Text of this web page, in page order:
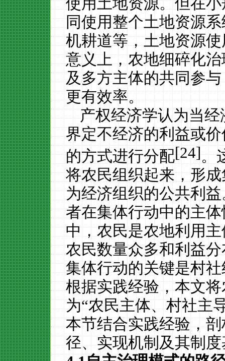
同使用整个土地资源
机耕道等，土地资源
意义上，农地细碎化
及多方主体的共同参
更有效率。
产权经济学认为当
界定不经济的利益或
的方式进行分配[24]。
将农民组织起来，形
为经济组织的公共利
者在集体行动中的主
中，农民是农地利用
农民数量众多和利益
集体行动的关键是村
根据实践经验，本文
为“农民主体、村社主
本节结合实践经验，
径、实现机制及其制